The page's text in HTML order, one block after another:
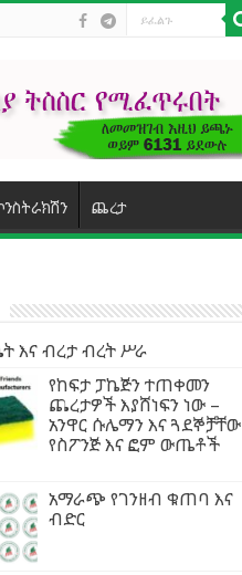
ጨረታ
እና ብረታ ብረት ሥራ
የከፍታ ፓኬጅን ተጠቀመን
ጨረታዎች እያሸነፍን ነው –
አንዋር ሱሌማን እና ጓደኞቻቸው
የስፖንጅ እና ፎም ውጤቶች
አማራጭ የገንዘብ ቁጠባ እና
ብድር